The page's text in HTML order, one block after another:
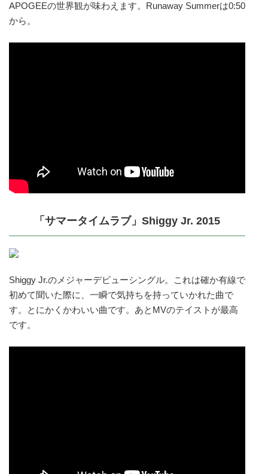
APOGEEの世界観が味わえます。Runaway Summerは0:50
から。
「サマータイムラブ」Shiggy Jr. 2015
Shiggy Jr.のメジャーデビューシングル。これは確か有線で
初めて聞いた際に、一瞬で気持ちを持っていかれた曲で
す。とにかくかわいい曲です。あとMVのテイストが最高
です。